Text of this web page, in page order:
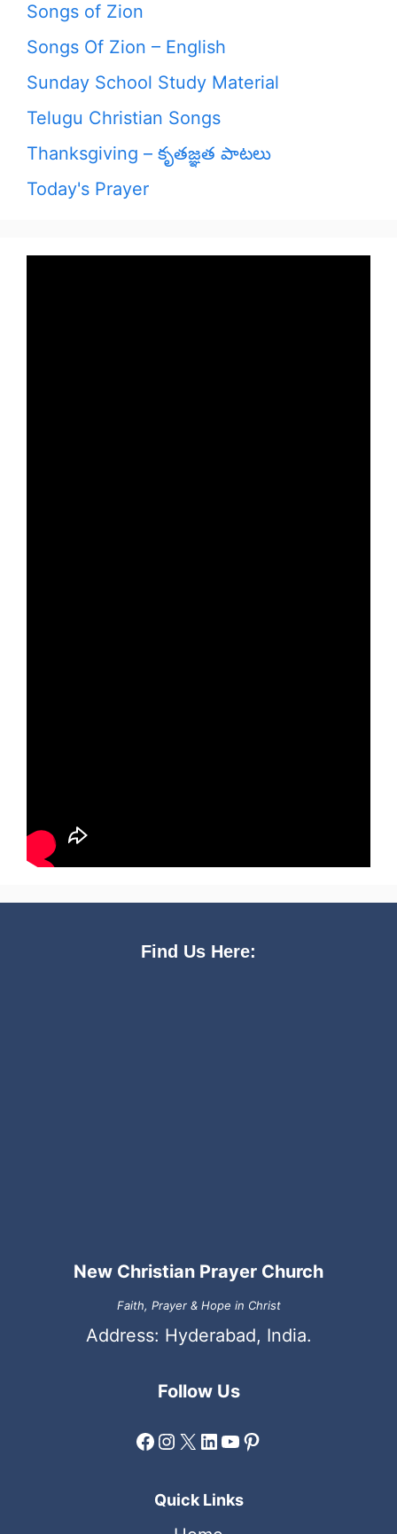
Songs of Zion
Songs Of Zion – English
Sunday School Study Material
Telugu Christian Songs
Thanksgiving – కృతజ్ఞత పాటలు
Today's Prayer
Find Us Here:
New Christian Prayer Church
Faith, Prayer & Hope in Christ
Address: Hyderabad, India.
Follow Us
Facebook
Instagram
X LinkedIn
YouTube
Pinterest
Quick Links